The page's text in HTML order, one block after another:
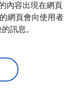
內容出現在網頁
網頁會向使用者
訊息。